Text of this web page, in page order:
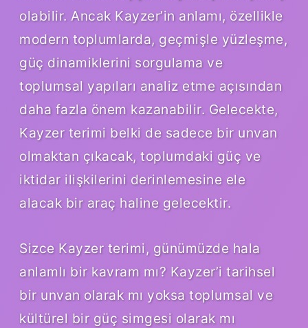
olabilir. Ancak Kayzer’in anlamı, özellikle
modern toplumlarda, geçmişle yüzleşme,
güç dinamiklerini sorgulama ve
toplumsal yapıları analiz etme açısından
daha fazla önem kazanabilir. Gelecekte,
Kayzer terimi belki de sadece bir unvan
olmaktan çıkacak, toplumdaki güç ve
iktidar ilişkilerini derinlemesine ele
alacak bir araç haline gelecektir.
Sizce Kayzer terimi, günümüzde hala
anlamlı bir kavram mı? Kayzer’i tarihsel
bir unvan olarak mı yoksa toplumsal ve
kültürel bir güç simgesi olarak mı